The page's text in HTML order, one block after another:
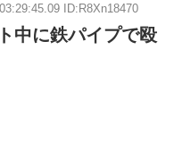
ID:R8Xn18470
中に鉄パイプで殴